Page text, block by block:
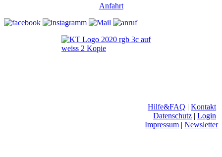
Anfahrt
Hilfe&FAQ | Kontakt
Datenschutz | Login
Impressum | Newsletter